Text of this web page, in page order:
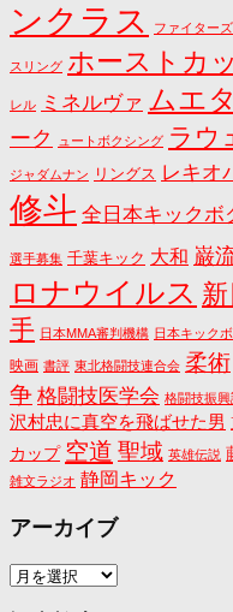
ンクラス
ファイター
スリング ホーストカ
レル ミネルヴァ ムエ
ーク
ュートボクシング ラウ
ジャダムナン リングス レキオ
修斗 全日本キックボ
選手募集 千葉キック 大和 巌
ロナウイルス
手 日本MMA審判機構 日本キック
映画 書評 東北格闘技連合会 柔術
争 格闘技医学会 格闘技振興
沢村忠に真空を飛ばせた男
カップ 空道 聖域 英雄伝説
雑文ラジオ 静岡キック
アーカイブ
ア